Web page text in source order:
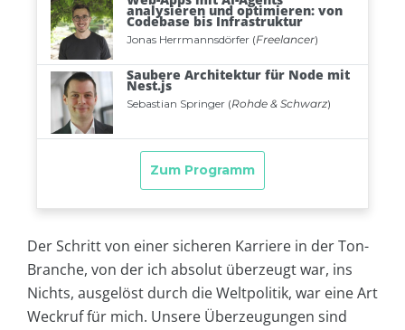
Der Schritt von einer sicheren Karriere in der Ton-
Branche, von der ich absolut überzeugt war, ins
Nichts, ausgelöst durch die Weltpolitik, war eine Art
Weckruf für mich. Unsere Überzeugungen sind